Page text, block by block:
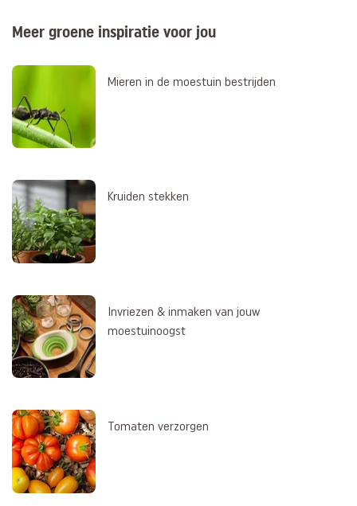
Meer groene inspiratie voor jou
Mieren in de moestuin bestrijden
Kruiden stekken
Invriezen & inmaken van jouw
moestuinoogst
Tomaten verzorgen